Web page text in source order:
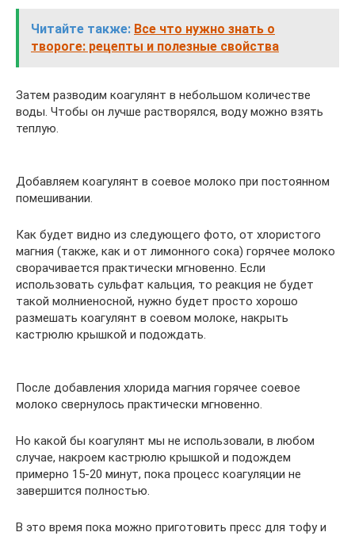
Читайте также: Все что нужно знать о
твороге: рецепты и полезные свойства
Затем разводим коагулянт в небольшом количестве
воды. Чтобы он лучше растворялся, воду можно взять
теплую.
Добавляем коагулянт в соевое молоко при постоянном
помешивании.
Как будет видно из следующего фото, от хлористого
магния (также, как и от лимонного сока) горячее молоко
сворачивается практически мгновенно. Если
использовать сульфат кальция, то реакция не будет
такой молниеносной, нужно будет просто хорошо
размешать коагулянт в соевом молоке, накрыть
кастрюлю крышкой и подождать.
После добавления хлорида магния горячее соевое
молоко свернулось практически мгновенно.
Но какой бы коагулянт мы не использовали, в любом
случае, накроем кастрюлю крышкой и подождем
примерно 15-20 минут, пока процесс коагуляции не
завершится полностью.
В это время пока можно приготовить пресс для тофу и